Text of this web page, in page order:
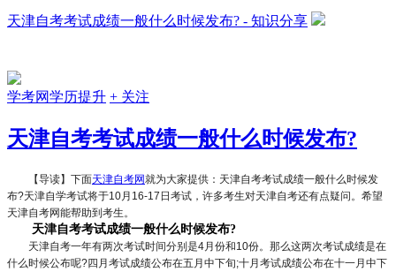
天津自考考试成绩一般什么时候发布? - 知识分享
学考网学历提升 + 关注
天津自考考试成绩一般什么时候发布?
【导读】下面天津自考网就为大家提供：天津自考考试成绩一般什么时候发
布?天津自学考试将于10月16-17日考试，许多考生对天津自考还有点疑问。希望
天津自考网能帮助到考生。
天津自考考试成绩一般什么时候发布?
天津自考一年有两次考试时间分别是4月份和10份。那么这两次考试成绩是在
什么时候公布呢?四月考试成绩公布在五月中下旬;十月考试成绩公布在十一月中下